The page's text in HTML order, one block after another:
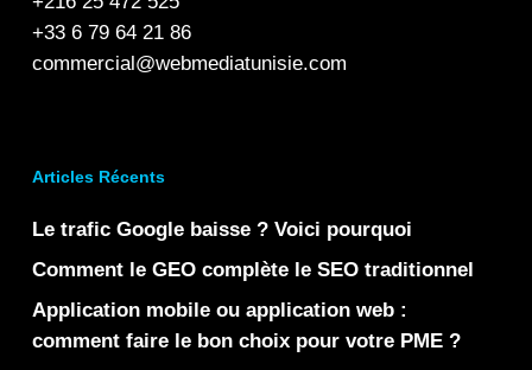
+33 6 79 64 21 86
commercial@webmediatunisie.com
Articles Récents
Le trafic Google baisse ? Voici pourquoi
Comment le GEO complète le SEO traditionnel
Application mobile ou application web :
comment faire le bon choix pour votre PME ?